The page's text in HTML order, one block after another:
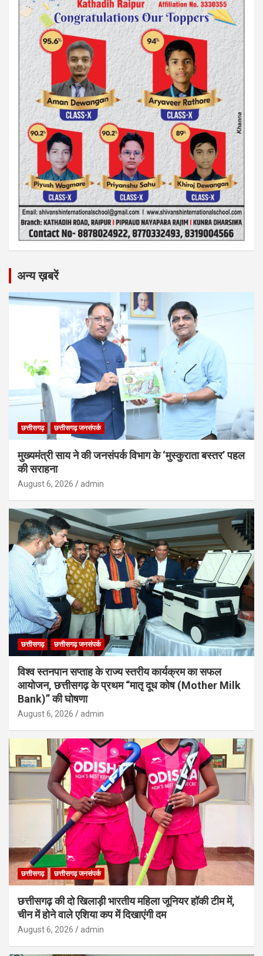
अन्य ख़बरें
छत्तीसगढ़ छत्तीसगढ़ जनसंपर्क
मुख्यमंत्री साय ने की जनसंपर्क विभाग के ‘मुस्कुराता बस्तर’ पहल
की सराहना
August 6, 2026 admin
छत्तीसगढ़ छत्तीसगढ़ जनसंपर्क
विश्व स्तनपान सप्ताह के राज्य स्तरीय कार्यक्रम का सफल
आयोजन, छत्तीसगढ़ के प्रथम “मातृ दूध कोष (Mother Milk
Bank)” की घोषणा
August 6, 2026 admin
छत्तीसगढ़ छत्तीसगढ़ जनसंपर्क
छत्तीसगढ़ की दो खिलाड़ी भारतीय महिला जूनियर हॉकी टीम में,
चीन में होने वाले एशिया कप में दिखाएंगी दम
August 6, 2026 admin